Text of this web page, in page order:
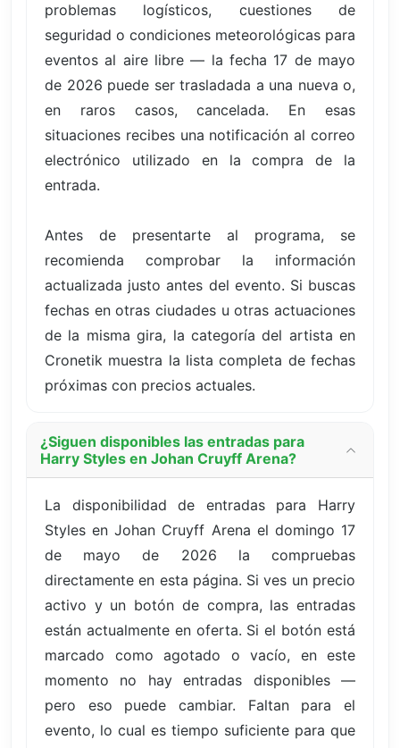
problemas logísticos, cuestiones de
seguridad o condiciones meteorológicas para
eventos al aire libre — la fecha 17 de mayo
de 2026 puede ser trasladada a una nueva o,
en raros casos, cancelada. En esas
situaciones recibes una notificación al correo
electrónico utilizado en la compra de la
entrada.
Antes de presentarte al programa, se
recomienda comprobar la información
actualizada justo antes del evento. Si buscas
fechas en otras ciudades u otras actuaciones
de la misma gira, la categoría del artista en
Cronetik muestra la lista completa de fechas
próximas con precios actuales.
¿Siguen disponibles las entradas para
Harry Styles en Johan Cruyff Arena?
La disponibilidad de entradas para Harry
Styles en Johan Cruyff Arena el domingo 17
de mayo de 2026 la compruebas
directamente en esta página. Si ves un precio
activo y un botón de compra, las entradas
están actualmente en oferta. Si el botón está
marcado como agotado o vacío, en este
momento no hay entradas disponibles —
pero eso puede cambiar. Faltan para el
evento, lo cual es tiempo suficiente para que